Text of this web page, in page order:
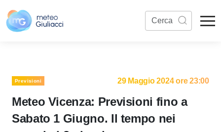
Previsioni 29 Maggio 2024 ore 23:00
Meteo Vicenza: Previsioni fino a
Sabato 1 Giugno. Il tempo nei